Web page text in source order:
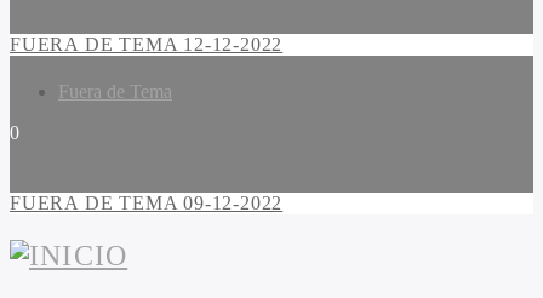
FUERA DE TEMA 12-12-2022
Fuera de Tema
0
FUERA DE TEMA 09-12-2022